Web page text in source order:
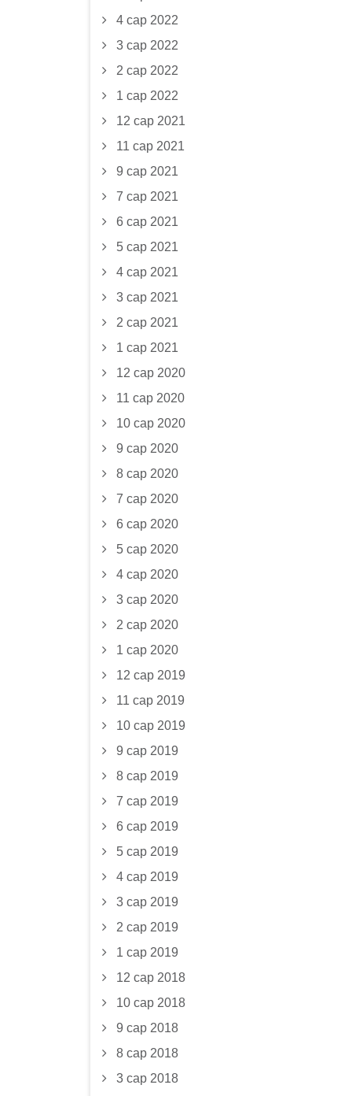
4 сар 2022
3 сар 2022
2 сар 2022
1 сар 2022
12 сар 2021
11 сар 2021
9 сар 2021
7 сар 2021
6 сар 2021
5 сар 2021
4 сар 2021
3 сар 2021
2 сар 2021
1 сар 2021
12 сар 2020
11 сар 2020
10 сар 2020
9 сар 2020
8 сар 2020
7 сар 2020
6 сар 2020
5 сар 2020
4 сар 2020
3 сар 2020
2 сар 2020
1 сар 2020
12 сар 2019
11 сар 2019
10 сар 2019
9 сар 2019
8 сар 2019
7 сар 2019
6 сар 2019
5 сар 2019
4 сар 2019
3 сар 2019
2 сар 2019
1 сар 2019
12 сар 2018
10 сар 2018
9 сар 2018
8 сар 2018
3 сар 2018